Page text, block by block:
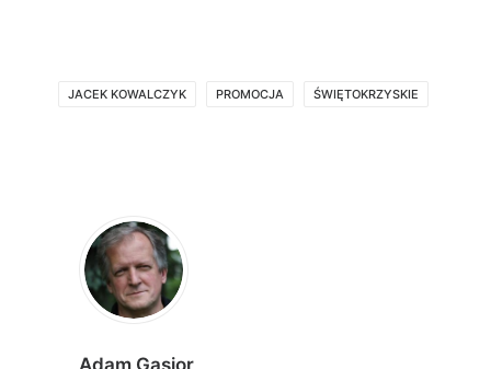
JACEK KOWALCZYK PROMOCJA ŚWIĘTOKRZYSKIE